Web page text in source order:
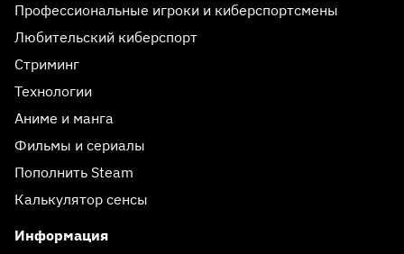
Профессиональные игроки и киберспортсмены
Любительский киберспорт
Стриминг
Технологии
Аниме и манга
Фильмы и сериалы
Пополнить Steam
Калькулятор сенсы
Информация